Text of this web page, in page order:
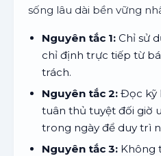
sống lâu dài bền vững
Nguyên tắc 1: Chỉ sử
chỉ định trực tiếp từ
trách.
Nguyên tắc 2: Đọc kỹ
tuân thủ tuyệt đối giờ
trong ngày để duy trì
Nguyên tắc 3: Không